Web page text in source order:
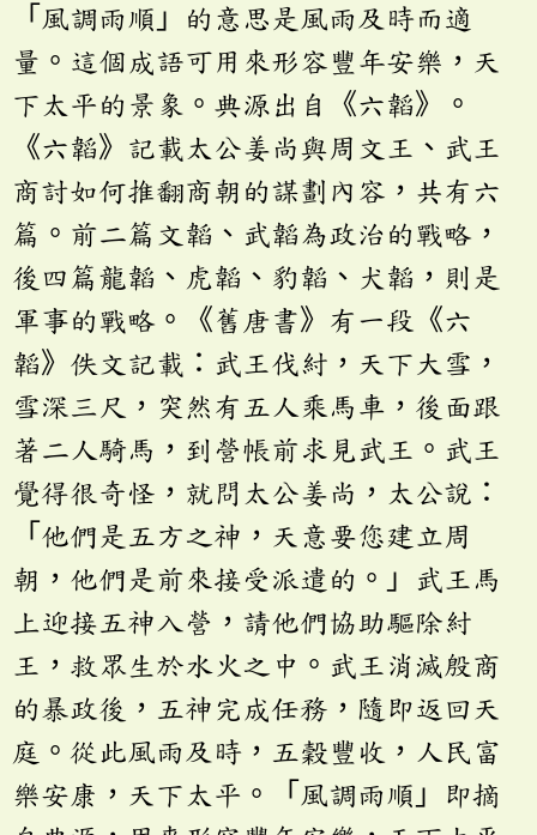
「風調雨順」的意思是風雨及時而適
量。這個成語可用來形容豐年安樂，天
下太平的景象。典源出自《六韜》。
《六韜》記載太公姜尚與周文王、武王
商討如何推翻商朝的謀劃內容，共有六
篇。前二篇文韜、武韜為政治的戰略，
後四篇龍韜、虎韜、豹韜、犬韜，則是
軍事的戰略。《舊唐書》有一段《六
韜》佚文記載：武王伐紂，天下大雪，
雪深三尺，突然有五人乘馬車，後面跟
著二人騎馬，到營帳前求見武王。武王
覺得很奇怪，就問太公姜尚，太公說：
「他們是五方之神，天意要您建立周
朝，他們是前來接受派遣的。」武王馬
上迎接五神入營，請他們協助驅除紂
王，救眾生於水火之中。武王消滅殷商
的暴政後，五神完成任務，隨即返回天
庭。從此風雨及時，五穀豐收，人民富
樂安康，天下太平。「風調雨順」即摘